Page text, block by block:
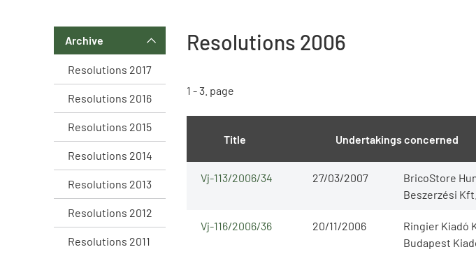
Archive
Resolutions 2017
Resolutions 2016
Resolutions 2015
Resolutions 2014
Resolutions 2013
Resolutions 2012
Resolutions 2011
Resolutions 2006
1 - 3. page
Title Undertakings concerned
27/03/2007
Vj-113/2006/34
BricoStore
Beszerzési Kft.
20/11/2006
Vj-116/2006/36
Ringier Kiadó
Budapest